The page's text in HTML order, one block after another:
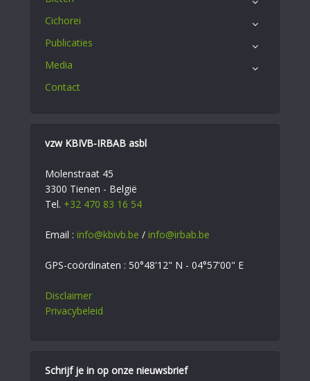
Cichorei
Publicaties
Media
Contact
vzw KBIVB-IRBAB asbl
Molenstraat 45
3300 Tienen - België
Tel. +32 470 83 16 54
Email : info@kbivb.be / info@irbab.be
GPS-coördinaten : 50°48'12" N - 04°57'00" E
Disclaimer
Privacybeleid
Schrijf je in op onze nieuwsbrief